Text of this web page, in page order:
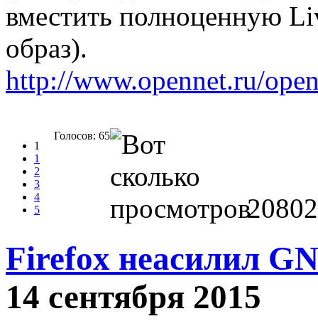
вместить полноценную
образ).
http://www.opennet.ru/
1
1
2
3
4
5
Голосов: 65
20802
Firefox неасилил
14 сентября 2015